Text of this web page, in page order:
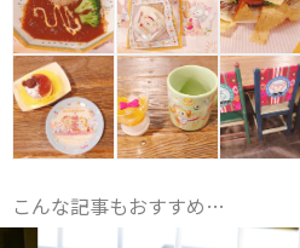
こんな記事もおすすめ…